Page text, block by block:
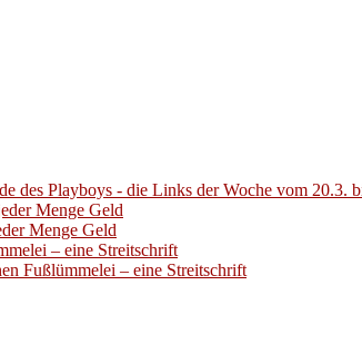
des Playboys - die Links der Woche vom 20.3.
Menge Geld
Menge Geld
– eine Streitschrift
Fußlümmelei – eine Streitschrift